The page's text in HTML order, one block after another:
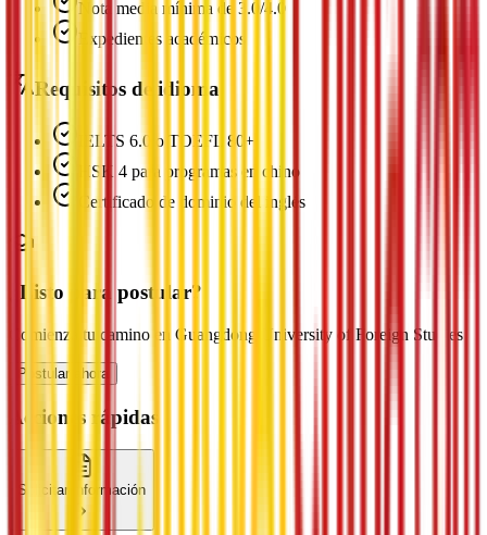
Nota media mínima de 3.0/4.0
Expedientes académicos
Requisitos de idioma
IELTS 6.0 o TOEFL 80+
HSK 4 para programas en chino
Certificado de dominio del inglés
¿Listo para postular?
Comienza tu camino en Guangdong University of Foreign Studies
Postular ahora
Acciones rápidas
Solicitar información